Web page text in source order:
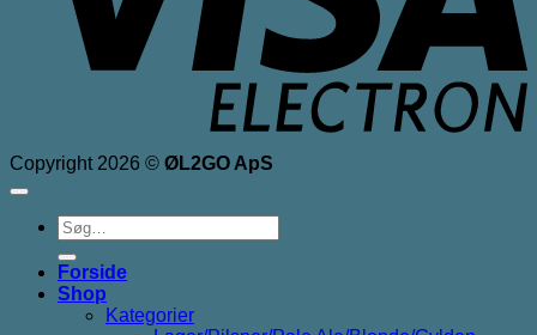
Copyright 2026 © ØL2GO ApS
Søg
efter:
Forside
Shop
Kategorier